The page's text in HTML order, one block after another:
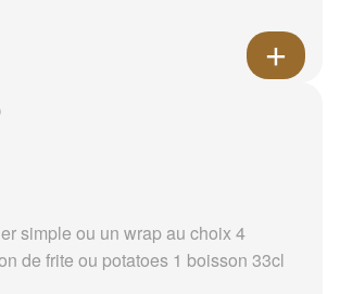
simple ou un wrap au choix 4
de frite ou potatoes 1 boisson 33cl